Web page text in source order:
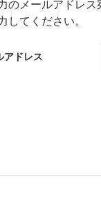
のメールアドレ
してください。
アドレス